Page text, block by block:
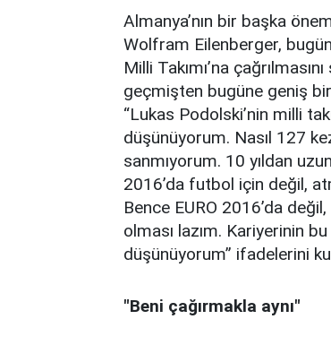
Almanya’nın bir başka
Wolfram Eilenberger, bugün
Milli Takımı’na
geçmişten bugüne geniş bir
“Lukas Podolski’nin milli
düşünüyorum. Nasıl 127
sanmıyorum. 10 yıldan
2016’da futbol için değil,
Bence EURO 2016’da
olması lazım. Kariyerinin
düşünüyorum” ifadelerini
"Beni çağırmakla aynı"